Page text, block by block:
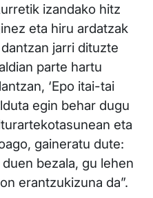
izandako hitz
eta hiru ardatzak
jarri dituzte
parte hartu
‘Epo itai-tai
egin behar dugu
eta
gaineratu dute:
bezala, gu lehen
erantzukizuna da”.